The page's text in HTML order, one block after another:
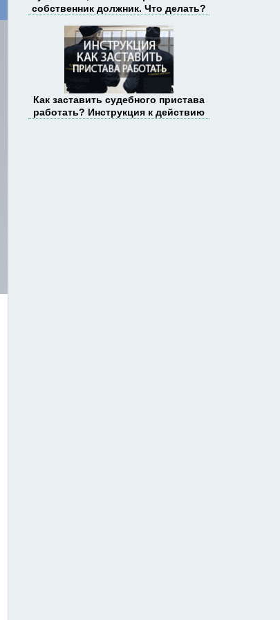
собственник должник. Что делать?
Как заставить судебного пристава
работать? Инструкция к действию